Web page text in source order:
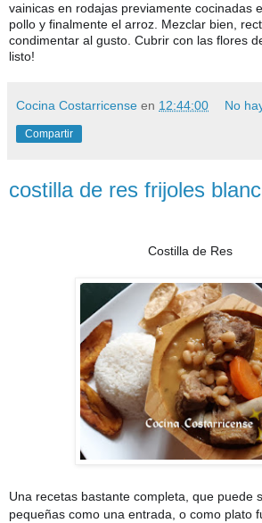
vainicas en rodajas previamente cocinadas
pollo y finalmente el arroz. Mezclar bien,
condimentar al gusto. Cubrir con las flores
listo!
Cocina Costarricense en 12:44:00 No
Compartir
costilla de res frijoles
Costilla de Res
Una recetas bastante completa, que puede
pequeñas como una entrada, o como plato